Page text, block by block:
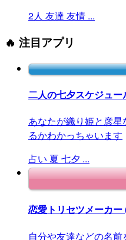
2人 友達 友情 ...
🔥 注目アプリ
二人の七夕スケジュー
あなたが織り姫と彦
るかわかっちゃいます
占い 夏 七夕 ...
恋愛トリセツメーカー
自分や友達などの名